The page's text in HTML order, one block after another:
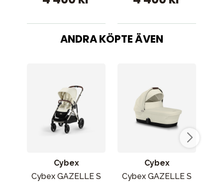
ANDRA KÖPTE ÄVEN
Cybex
Cybex GAZELLE S
Cybex
Cybex GAZELLE S